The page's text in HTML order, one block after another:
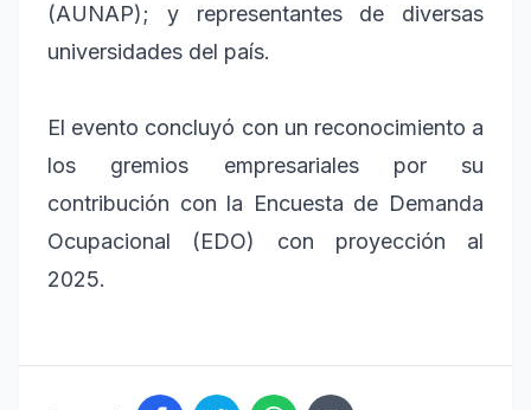
(AUNAP); y representantes de diversas
universidades del país.
El evento concluyó con un reconocimiento a
los gremios empresariales por su
contribución con la Encuesta de Demanda
Ocupacional (EDO) con proyección al
2025.